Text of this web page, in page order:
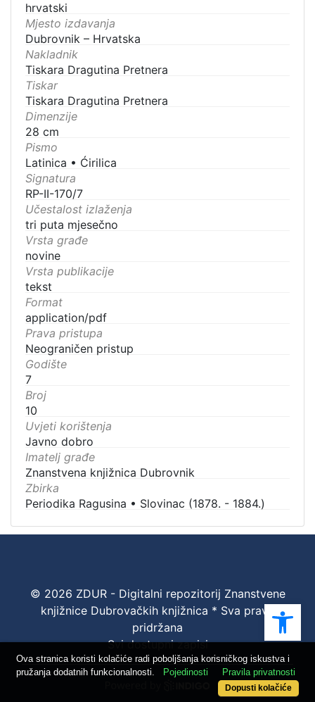
hrvatski
Mjesto izdavanja
Dubrovnik – Hrvatska
Nakladnik
Tiskara Dragutina Pretnera
Tiskar
Tiskara Dragutina Pretnera
Dimenzije
28 cm
Pismo
Latinica • Ćirilica
Signatura
RP-II-170/7
Učestalost izlaženja
tri puta mjesečno
Vrsta građe
novine
Vrsta publikacije
tekst
Format
application/pdf
Prava pristupa
Neograničen pristup
Godište
7
Broj
10
Uvjeti korištenja
Javno dobro
Imatelj građe
Znanstvena knjižnica Dubrovnik
Zbirka
Periodika Ragusina • Slovinac (1878. - 1884.)
© 2026 ZDUR - Digitalni repozitorij Znanstvene
knjižnice Dubrovačkih knjižnica * Sva prava
pridržana
Svi dostupni zapisi
Ova stranica koristi kolačiće radi poboljšanja korisničkog iskustva i
pružanja dodatnih funkcionalnosti.
Pojedinosti Pravila privatnosti
Dopusti kolačiće